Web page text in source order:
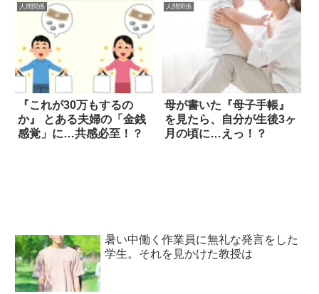
人間関係
『これが30万もするの
か』 とある夫婦の「金銭
感覚」に…共感必至！？
人間関係
母が書いた『母子手帳』
を見たら、自分が生後3ヶ
月の頃に…えっ！？
暑い中働く作業員に無礼な発言をした
学生。それを見かけた教授は